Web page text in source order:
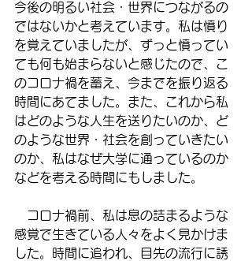
今後の明るい社会・世界につながるの
ではないかと考えています。私は憤り
を覚えていましたが、ずっと憤ってい
ても何も始まらないと感じたので、こ
のコロナ禍を蓄え、今までを振り返る
時間にあてました。また、これから私
はどのような人生を送りたいのか、ど
のような世界・社会を創っていきたい
のか、私はなぜ大学に通っているのか
などを考える時間にもしました。
コロナ禍前、私は息の詰まるような
感覚で生きている人々をよく見かけま
した。時間に追われ、目先の流行に誘